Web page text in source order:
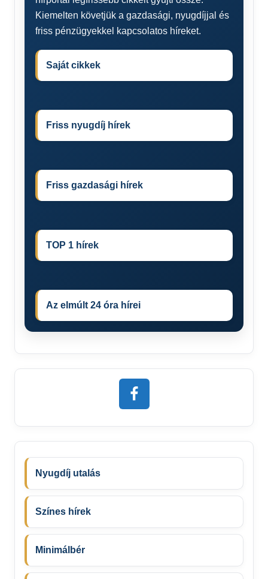
Kiemelten követjük a gazdasági, nyugdíjjal és
friss pénzügyekkel kapcsolatos híreket.
Saját cikkek
Friss nyugdíj hírek
Friss gazdasági hírek
TOP 1 hírek
Az elmúlt 24 óra hírei
Nyugdíj utalás
Színes hírek
Minimálbér